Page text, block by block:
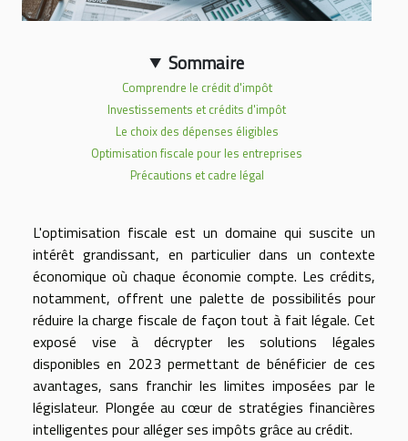
Sommaire
Comprendre le crédit d'impôt
Investissements et crédits d'impôt
Le choix des dépenses éligibles
Optimisation fiscale pour les entreprises
Précautions et cadre légal
L'optimisation fiscale est un domaine qui suscite un
intérêt grandissant, en particulier dans un contexte
économique où chaque économie compte. Les crédits,
notamment, offrent une palette de possibilités pour
réduire la charge fiscale de façon tout à fait légale. Cet
exposé vise à décrypter les solutions légales
disponibles en 2023 permettant de bénéficier de ces
avantages, sans franchir les limites imposées par le
législateur. Plongée au cœur de stratégies financières
intelligentes pour alléger ses impôts grâce au crédit.